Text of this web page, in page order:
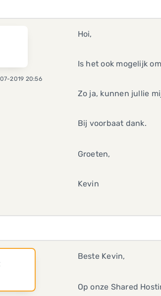
2019 20:56
Hoi,
Is het ook mogelijk
Zo ja, kunnen jullie
Bij voorbaat dank.
Groeten,
Kevin
Beste Kevin,
Op onze Shared